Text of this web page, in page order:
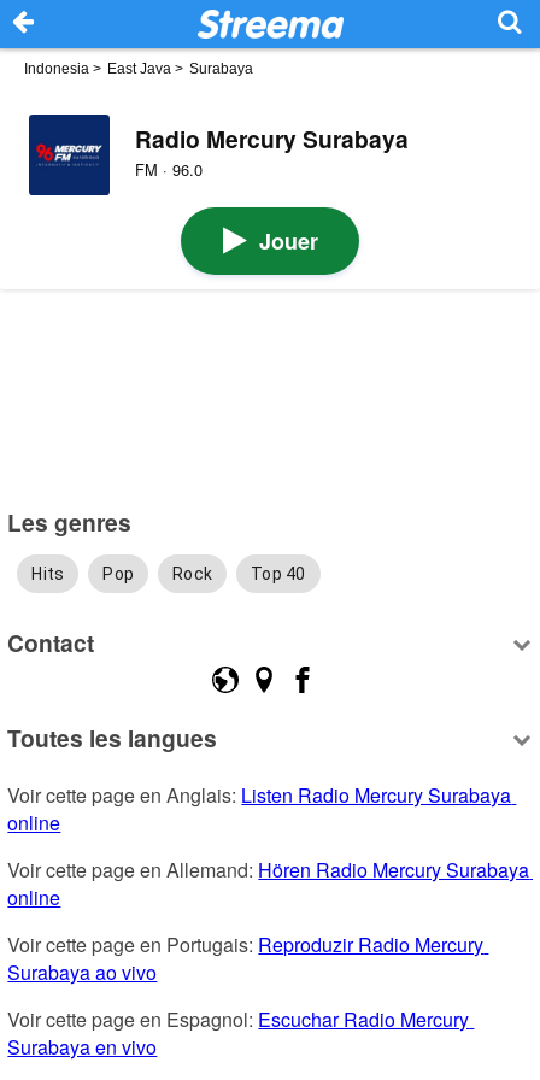
Indonesia > East Java > Surabaya
Radio Mercury Surabaya
FM · 96.0
Jouer
Les genres
Hits Pop Rock Top 40
Contact
Toutes les langues
Voir cette page en Anglais: Listen Radio Mercury Surabaya
online
Voir cette page en Allemand: Hören Radio Mercury Surabaya
online
Voir cette page en Portugais: Reproduzir Radio Mercury
Surabaya ao vivo
Voir cette page en Espagnol: Escuchar Radio Mercury
Surabaya en vivo